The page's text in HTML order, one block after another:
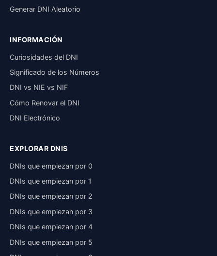
Generar DNI Aleatorio
INFORMACIÓN
Curiosidades del DNI
Significado de los Números
DNI vs NIE vs NIF
Cómo Renovar el DNI
DNI Electrónico
EXPLORAR DNIS
DNIs que empiezan por 0
DNIs que empiezan por 1
DNIs que empiezan por 2
DNIs que empiezan por 3
DNIs que empiezan por 4
DNIs que empiezan por 5